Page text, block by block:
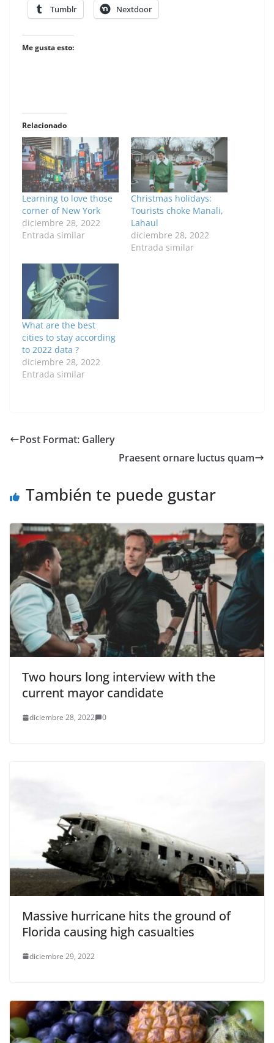
Tumblr Nextdoor
Me gusta esto:
Relacionado
Learning to love those
corner of New York
diciembre 28, 2022
Entrada similar
Christmas holidays:
Tourists choke Manali,
Lahaul
diciembre 28, 2022
Entrada similar
What are the best
cities to stay according
to 2022 data ?
diciembre 28, 2022
Entrada similar
Post Format: Gallery
Praesent ornare luctus quam
También te puede gustar
Two hours long interview with the
current mayor candidate
diciembre 28, 2022 0
Massive hurricane hits the ground of
Florida causing high casualties
diciembre 29, 2022